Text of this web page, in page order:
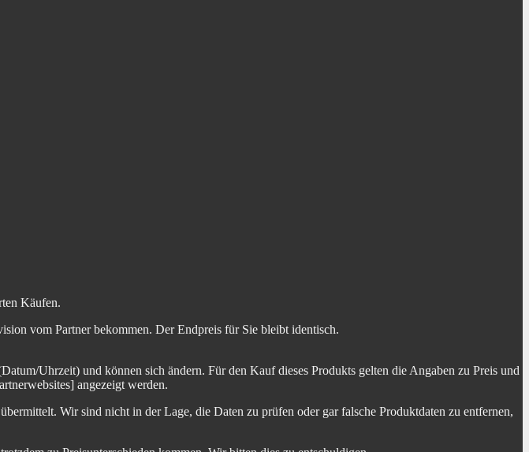
Käufen.
vom Partner bekommen. Der Endpreis für Sie bleibt identisch.
Uhrzeit) und können sich ändern. Für den Kauf dieses Produkts gelten die Angaben zu Preis und
angezeigt werden.
Wir sind nicht in der Lage, die Daten zu prüfen oder gar falsche Produktdaten zu entfernen,